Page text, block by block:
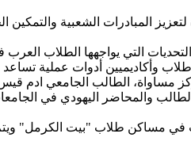
لتعزيز المبادرات الشعبية
التي يواجهها الطلاب
مساواة، الطالب الجامعي ادم
الطالب والمحاضر اليهودي في